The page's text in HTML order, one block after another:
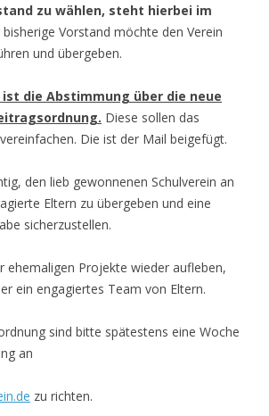
zu wählen, steht hierbei im
bisherige Vorstand möchte den Verein
und übergeben.
die Abstimmung über die neue
Diese sollen das
Die ist der Mail beigefügt.
den lieb gewonnenen Schulverein an
Eltern zu übergeben und eine
sicherzustellen.
ehemaligen Projekte wieder aufleben,
ein engagiertes Team von Eltern.
sind bitte spätestens eine Woche
an
zu richten.